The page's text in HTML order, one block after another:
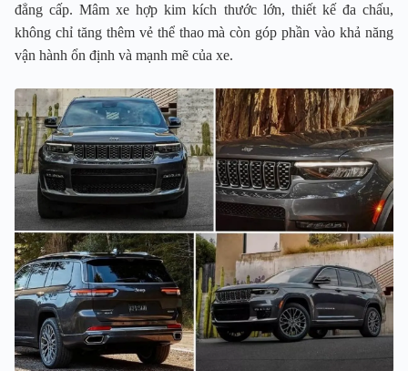
đẳng cấp. Mâm xe hợp kim kích thước lớn, thiết kế đa chấu,
không chỉ tăng thêm vẻ thể thao mà còn góp phần vào khả năng
vận hành ổn định và mạnh mẽ của xe.